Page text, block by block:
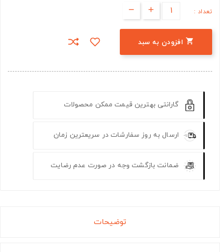
تعداد :
 افزودن به سبد
گارانتی بهترین قیمت ممکن محصولات
ارسال به روز سفارشات در سریعترین زمان
ضمانت بازگشت وجه در صورت عدم رضایت
توضیحات